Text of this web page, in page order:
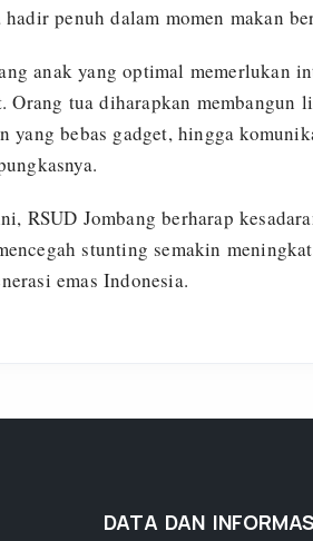
penuh dalam momen makan
anak yang optimal memerlukan
Orang tua diharapkan membangun
yang bebas gadget, hingga
RSUD Jombang berharap
stunting semakin
emas Indonesia.
DATA DAN